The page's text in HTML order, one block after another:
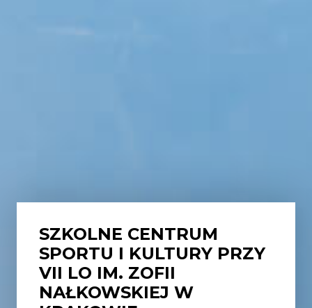
SZKOLNE CENTRUM
SPORTU I KULTURY PRZY
VII LO IM. ZOFII
NAŁKOWSKIEJ W